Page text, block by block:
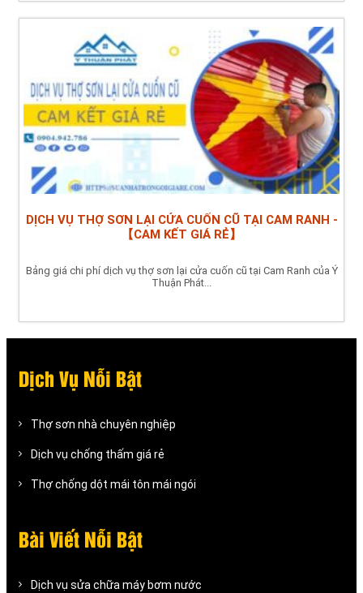
DỊCH VỤ THỢ SƠN LẠI CỬA CUỐN CŨ TẠI CAM RANH -
【CAM KẾT GIÁ RẺ】
Bảng giá chi phí dịch vụ thợ sơn lại cửa cuốn cũ tại Cam Ranh của Ý
Thuận Phát...
Dịch Vụ Nỗi Bật
Thợ sơn nhà chuyên nghiệp
Dịch vụ chống thấm giá rẻ
Thợ chống dột mái tôn mái ngói
Bài Viết Nỗi Bật
Dịch vụ sửa chữa máy bơm nước